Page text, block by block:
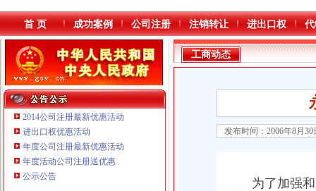
本站导航
首 页 成功案例 公司注册 注销转让 进出口权
2014公司注册最新优惠活动
进出口权优惠活动
年度公司注册最新优惠活动
年度活动公司注册送优惠
公示公告
重庆鸽牌电线电缆有限公司 渝北10010万 (进出口权)
工商动态
发布时间：2006年8月
为了加强和